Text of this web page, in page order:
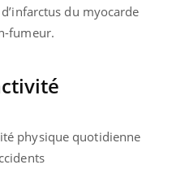
du myocarde
fumeur.
physique quotidienne